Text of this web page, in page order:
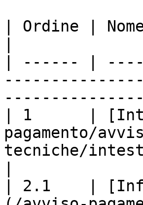
| Ordine |
| ------ |
| 1      |
pagamento/
tecniche/
| 2.1    |